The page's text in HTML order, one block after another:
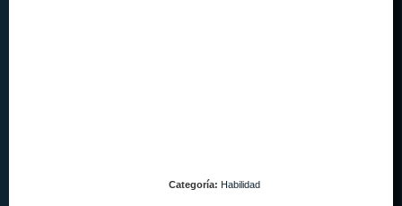
Categoría: Habilidad